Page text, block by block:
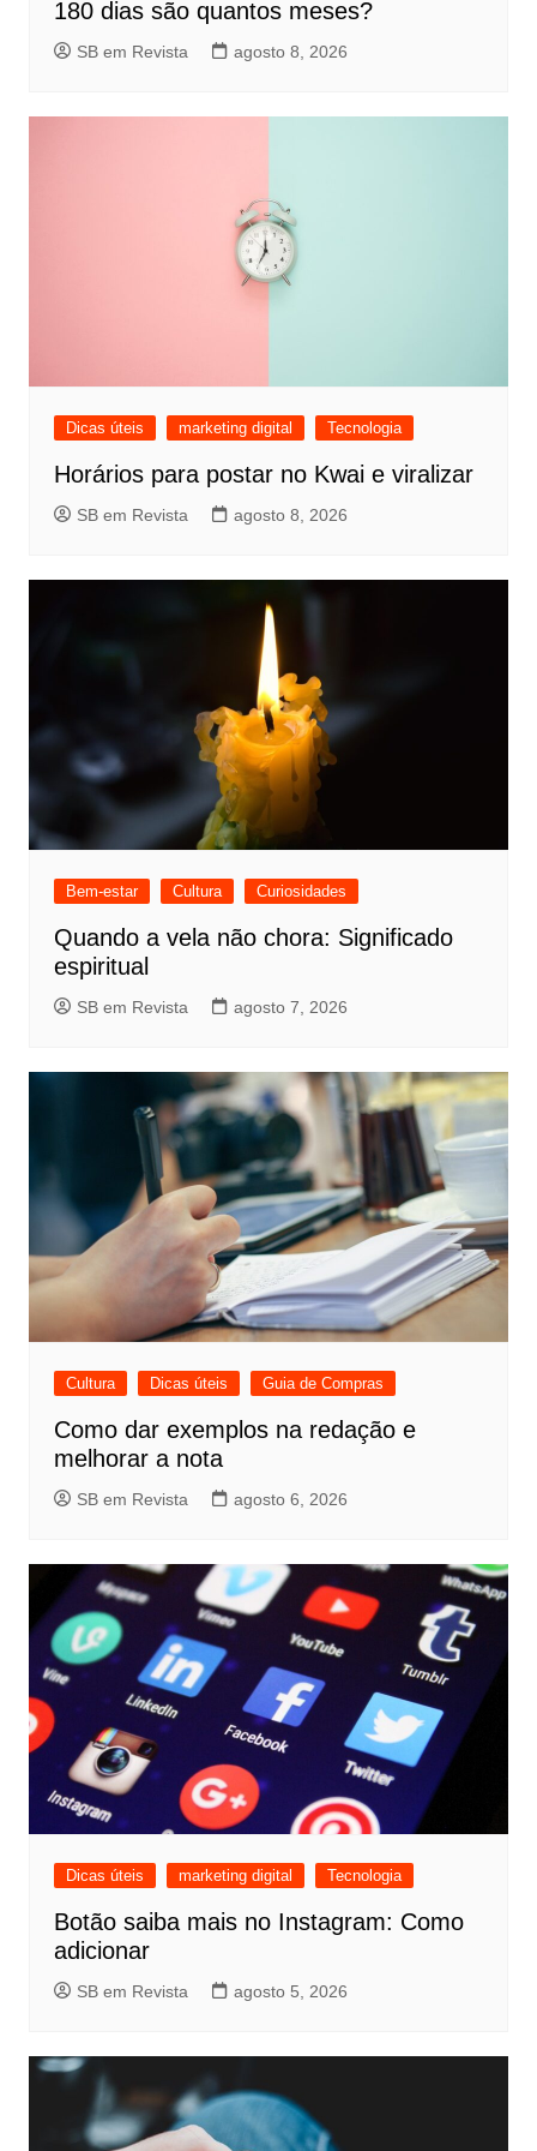
180 dias são quantos meses?
SB em Revista agosto 8, 2026
Dicas úteis marketing digital Tecnologia
Horários para postar no Kwai e viralizar
SB em Revista agosto 8, 2026
Bem-estar Cultura Curiosidades
Quando a vela não chora: Significado
espiritual
SB em Revista agosto 7, 2026
Cultura Dicas úteis Guia de Compras
Como dar exemplos na redação e
melhorar a nota
SB em Revista agosto 6, 2026
Dicas úteis marketing digital Tecnologia
Botão saiba mais no Instagram: Como
adicionar
SB em Revista agosto 5, 2026